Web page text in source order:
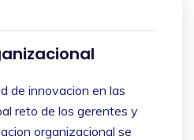
de innovacion en las
reto de los gerentes y
organizacional se